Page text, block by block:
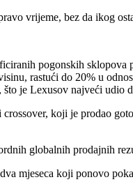
vrijeme, bez da ikog
pogonskih
rastući do 20% u
je Lexusov najveći udio
koji je prodao
globalnih prodajnih
mjeseca koji ponovo